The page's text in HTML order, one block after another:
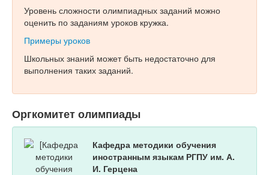
Уровень сложности олимпиадных заданий можно
оценить по заданиям уроков кружка.
Примеры уроков
Школьных знаний может быть недостаточно для
выполнения таких заданий.
Оргкомитет олимпиады
Кафедра методики обучения
иностранным языкам РГПУ им. А.
И. Герцена